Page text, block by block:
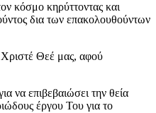
κόσμο κηρύττοντας και
δια των επακολουθούντων
Χριστέ Θεέ μας, αφού
να επιβεβαιώσει την θεία
έργου Του για το